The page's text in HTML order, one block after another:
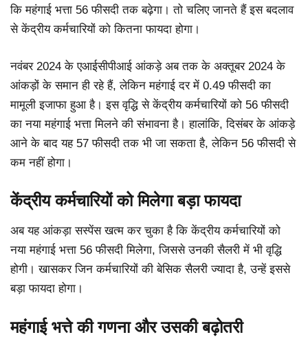
कि महंगाई भत्ता 56 फीसदी तक बढ़ेगा। तो चलिए जानते हैं इस बदलाव
से केंद्रीय कर्मचारियों को कितना फायदा होगा।
नवंबर 2024 के एआईसीपीआई आंकड़े अब तक के अक्तूबर 2024 के
आंकड़ों के समान ही रहे हैं, लेकिन महंगाई दर में 0.49 फीसदी का
मामूली इजाफा हुआ है। इस वृद्धि से केंद्रीय कर्मचारियों को 56 फीसदी
का नया महंगाई भत्ता मिलने की संभावना है। हालांकि, दिसंबर के आंकड़े
आने के बाद यह 57 फीसदी तक भी जा सकता है, लेकिन 56 फीसदी से
कम नहीं होगा।
केंद्रीय कर्मचारियों को मिलेगा बड़ा फायदा
अब यह आंकड़ा सस्पेंस खत्म कर चुका है कि केंद्रीय कर्मचारियों को
नया महंगाई भत्ता 56 फीसदी मिलेगा, जिससे उनकी सैलरी में भी वृद्धि
होगी। खासकर जिन कर्मचारियों की बेसिक सैलरी ज्यादा है, उन्हें इससे
बड़ा फायदा होगा।
महंगाई भत्ते की गणना और उसकी बढ़ोतरी